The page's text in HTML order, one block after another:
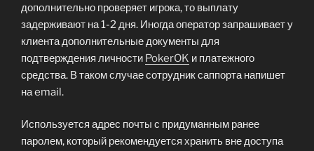
дополнительно проверяет игрока, то выплату
задерживают на 1-2 дня. Иногда оператор запрашивает у
клиента дополнительные документы для
подтверждения личности PokerOK и платежного
средства. В таком случае сотрудник саппорта напишет
на email.
Используется адрес почты с придуманным ранее
паролем, который рекомендуется хранить вне доступа